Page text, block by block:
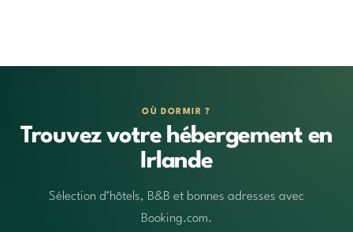
OÙ DORMIR ?
Trouvez votre hébergement en
Irlande
Sélection d’hôtels, B&B et bonnes adresses avec
Booking.com.